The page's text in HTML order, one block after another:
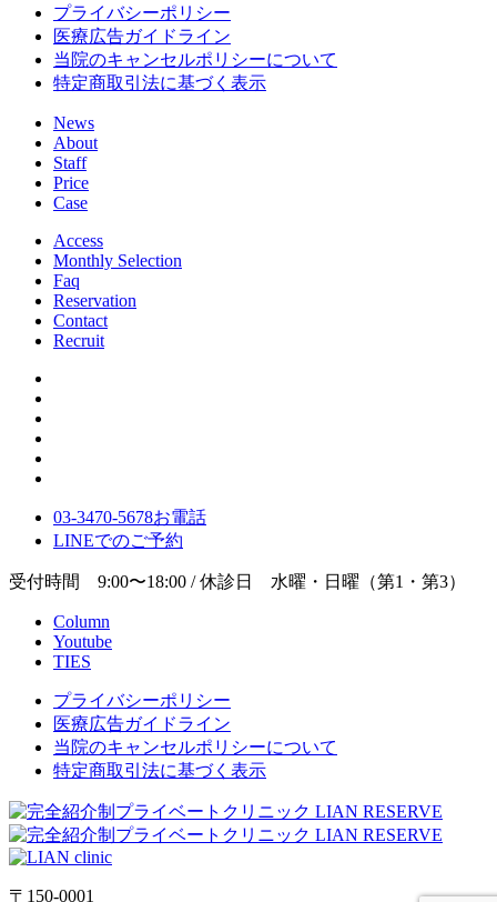
プライバシーポリシー
医療広告ガイドライン
当院のキャンセルポリシーについて
特定商取引法に基づく表示
News
About
Staff
Price
Case
Access
Monthly Selection
Faq
Reservation
Contact
Recruit
03-3470-5678お電話
LINEでのご予約
受付時間 9:00〜18:00 / 休診日 水曜・日曜（第1・第3）
Column
Youtube
TIES
プライバシーポリシー
医療広告ガイドライン
当院のキャンセルポリシーについて
特定商取引法に基づく表示
〒150-0001